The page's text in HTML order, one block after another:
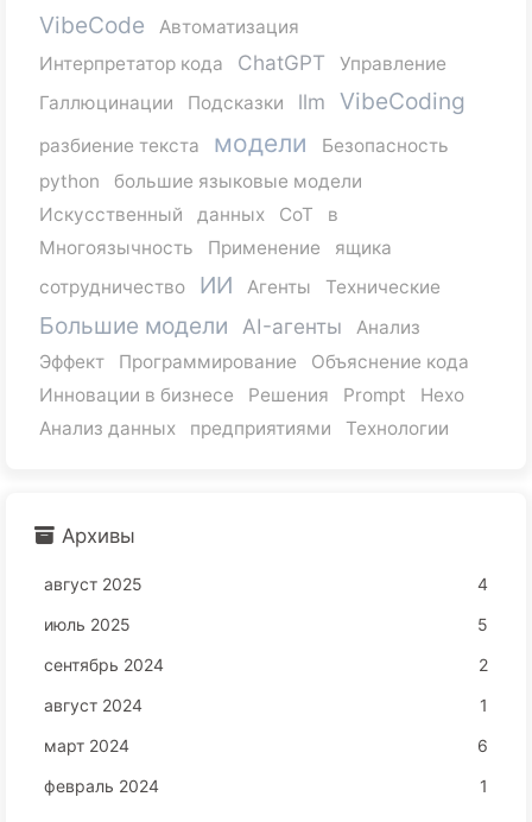
VibeCode
Автоматизация
Интерпретатор кода
ChatGPT
Управление
Галлюцинации
Подсказки llm VibeCoding
разбиение текста модели
Безопасность
python
большие языковые модели
Искусственный
данных CoT
в
Многоязычность
Применение
ящика
сотрудничество
ИИ Агенты Технические
Большие модели AI-агенты
Анализ
Эффект
Программирование
Объяснение кода
Инновации в бизнесе
Решения Prompt
Hexo
Анализ данных
предприятиями Технологии
Архивы
август 2025
4
июль 2025
5
сентябрь 2024
2
август 2024
1
март 2024
6
февраль 2024
1